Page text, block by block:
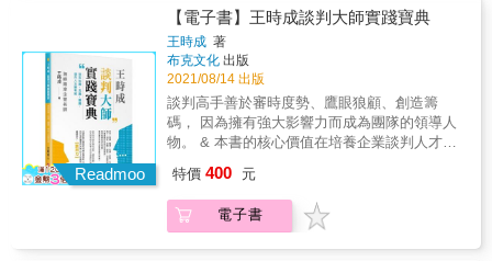
讓對方想清楚 即使你盡全力找出可能的途徑，
對方還是拒絕，你可能會想以力量逼迫他同
意。然而直接施加壓力的結果往往是遭受反
彈。這時你應該讓對方明白可能的後果，讓他
自己選擇，而不是威脅他同意。當你佔優勢
時，仍然要與對方談妥明確的協議，並確保他
會執行。最重要的是，談判的目的在滿足雙
備？ & 為了讓談話進行得更順利，你勢必得做
一些準備，看看哈佛談判專家怎麼做： & 1. 確
認雙方的利益：當對方的利益可能被滿足，談
話就會更順利；確認自己的利益，才能知道想
管從事什麼行業，不管你是在職場，還是在家
庭，只要有不同的意見，就可能需要談判協
商。談判已經成了現代人必備的基本知識和能
力，所以最好大家都學一點談判，才能用同樣
的語言溝通。 & ●談判是最不自私的學問 「雙
贏」的概念從來不是先天的良知良能，而是後
天學習來的。只有相信雙贏是可能的，我們才
會努力找到雙贏的解決方案。如果其中一方不
相信雙贏，雙贏就只是口號，不可能成真。 &
式。沒學過談判，腦子裡只有黑色、白色；學
過談判，才會看見灰色。沒學過的人，會問你
要白馬還是黑馬；學過談判，我們會說要斑
則，增加國際視野，提升戰略位置，獲得洞悉
情勢的談判智慧。 & 從精采實例中帶出戰術，
讓你迅速貫通，真正學到談判的精髓： & ‧為什
麼欠對方一份情，反而有助雙方關係？ ‧有哪種
個性的人是不適合參加談判的？ ‧當你居於弱
勢，該出什麼「妙招」才能讓強者讓步? ‧為什
麼刻意引爆衝突，反而能成為談判的切入點？ ‧
找別人？ ‧澳洲聯航如何用全面停飛，把「我的
問題」變成「大家的問題」，化解僵局？ ‧會吵
的小孩有糖吃，但要抓準時機。這和北韓藉由
化解衝突解決問題。 & 書籍內容兼顧學理、實
用性、完整性，具備易讀、易懂、易學、易用
四大特色，適合自學，或是作為企業培育談判
人才的首選訓練教材。 & 本書共分5篇12章，
系統化完整的教導談判博奕觀念、心態、策
略、技巧。 & 【個人篇】重點在強化心理建
設、培養卓越觀念、提高走上談判桌的信心。
【學理篇】介紹雙贏談判模式與增值談判模
式，學習談判學的兩大主流模式。 【戰略篇】
權勢籌碼贏得談判。 【戰術篇】教你運用槓桿
原理有效操作三大心理籌碼 (ICE) 影響談判的
結果。 【應用篇】指導新手與中級手如何準備
Readmoo
【電子書】王時成談判大師實踐寶典
王時成 著
布克文化 出版
2021/08/14 出版
談判高手善於審時度勢、鷹眼狼顧、創造籌
碼， 因為擁有強大影響力而成為團隊的領導人
物。 & 本書的核心價值在培養企業談判人才，
力：【談判力】。 & 海峽兩岸企管名師 &王時
成 &畢生所學 傾囊相授 & & 政治、商務、職
場、社會、家族、夫妻、親子、朋友、採購、
特價 400 元
電子書